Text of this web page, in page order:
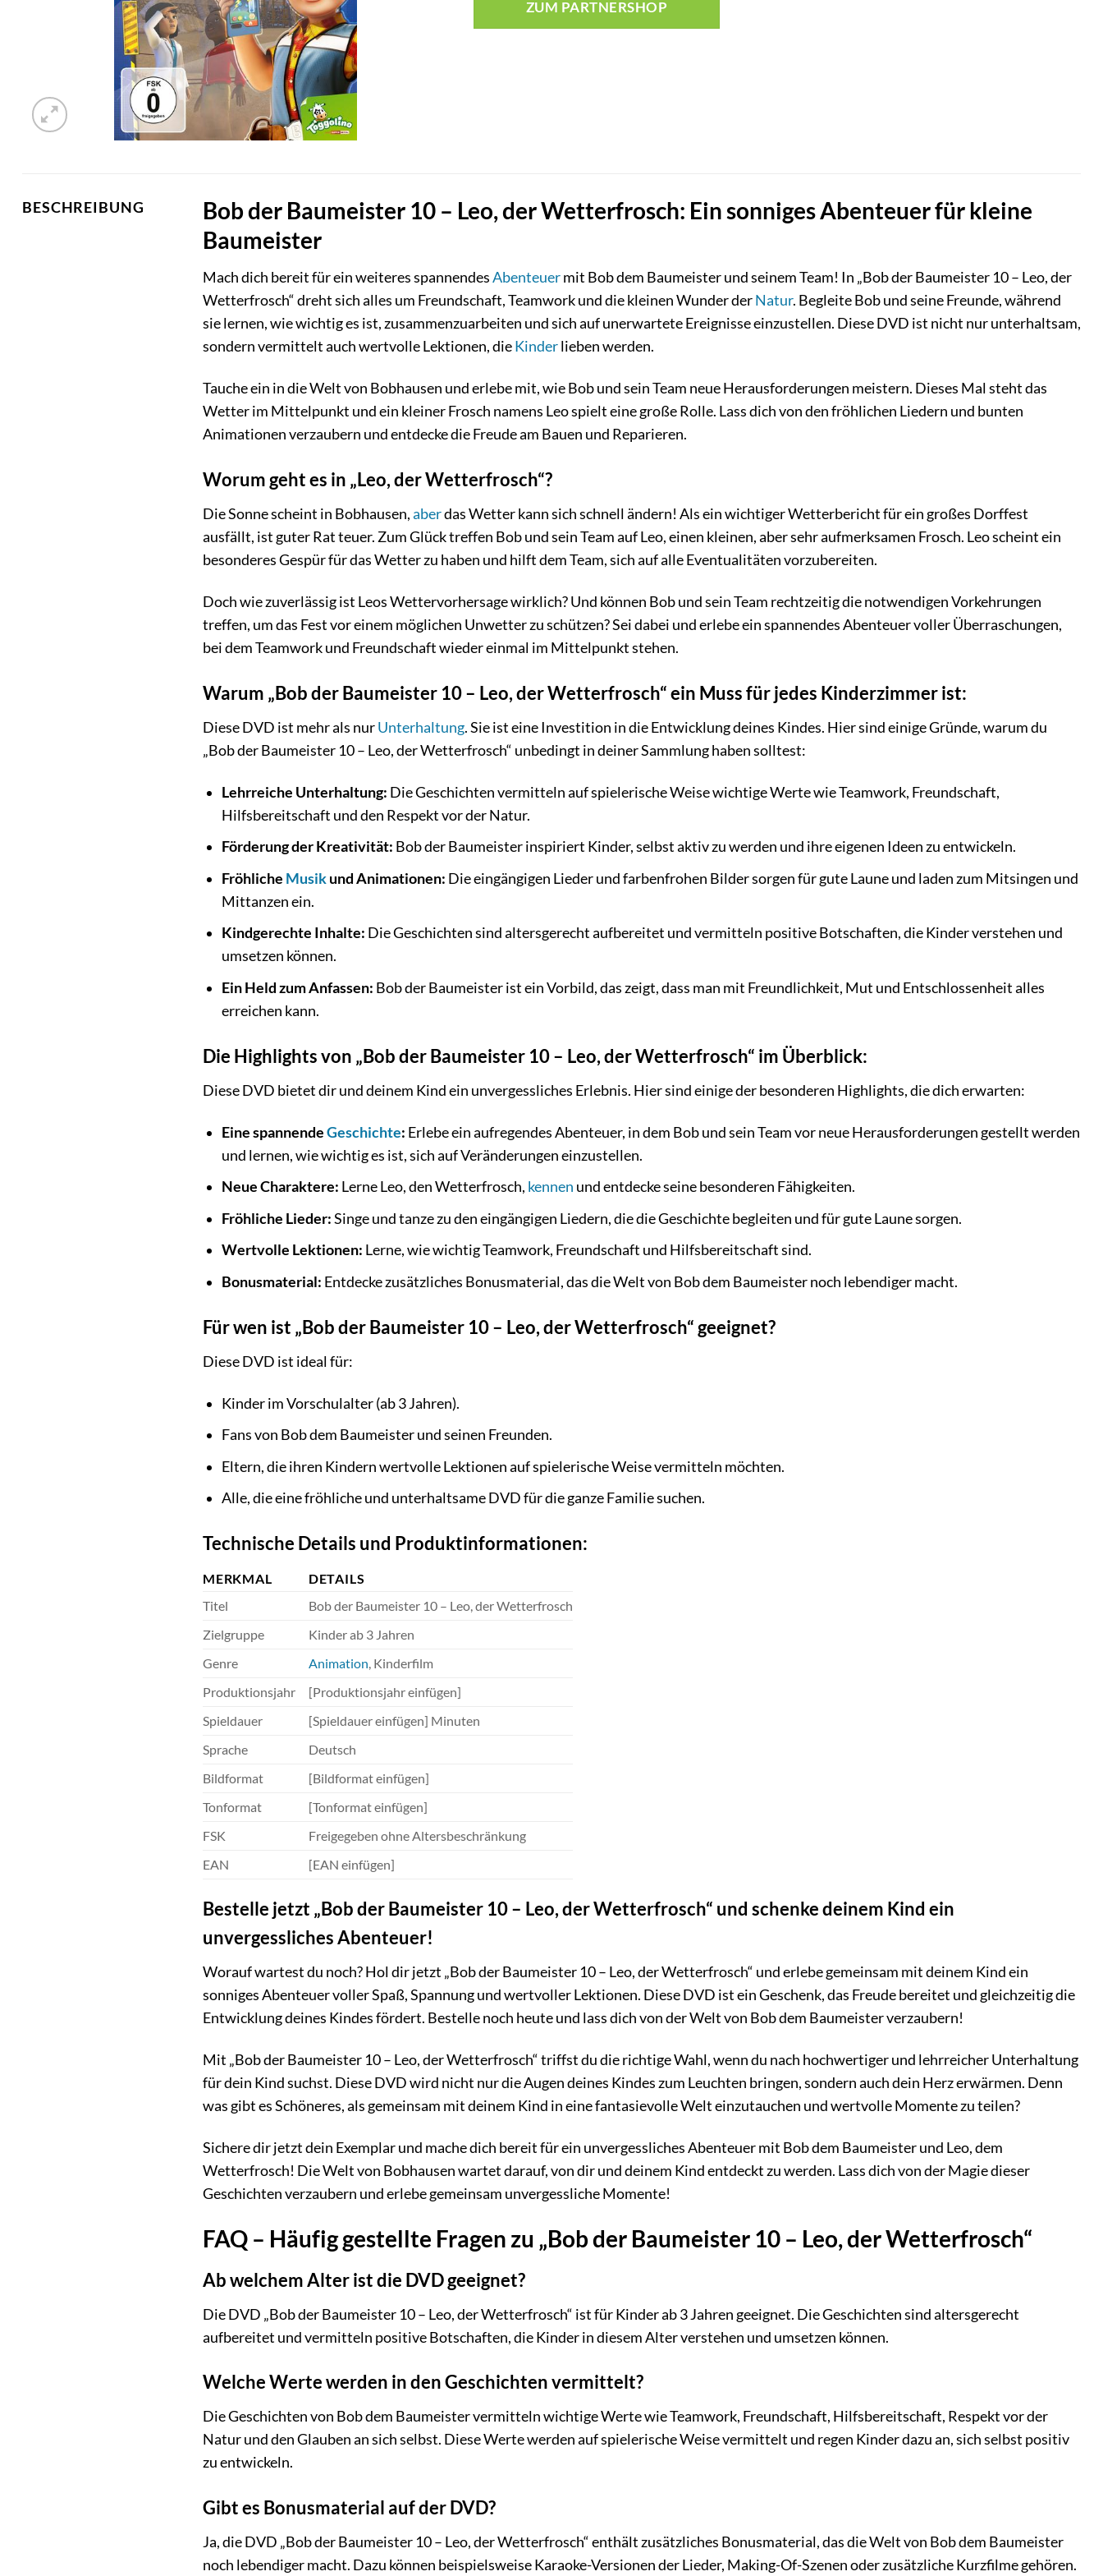
ZUM PARTNERSHOP
BESCHREIBUNG
Bob der Baumeister 10 – Leo, der Wetterfrosch: Ein sonniges Abenteuer für kleine
Baumeister
Mach dich bereit für ein weiteres spannendesAbenteuermit Bob dem Baumeister und seinem Team! In „Bob der Baumeister 10 – Leo, der
Wetterfrosch“ dreht sich alles um Freundschaft, Teamwork und die kleinen Wunder derNatur. Begleite Bob und seine Freunde, während
sie lernen, wie wichtig es ist, zusammenzuarbeiten und sich auf unerwartete Ereignisse einzustellen. Diese DVD ist nicht nur unterhaltsam,
sondern vermittelt auch wertvolle Lektionen, dieKinderlieben werden.
Tauche ein in die Welt von Bobhausen und erlebe mit, wie Bob und sein Team neue Herausforderungen meistern. Dieses Mal steht das
Wetter im Mittelpunkt und ein kleiner Frosch namens Leo spielt eine große Rolle. Lass dich von den fröhlichen Liedern und bunten
Animationen verzaubern und entdecke die Freude am Bauen und Reparieren.
Worum geht es in „Leo, der Wetterfrosch“?
Die Sonne scheint in Bobhausen,aberdas Wetter kann sich schnell ändern! Als ein wichtiger Wetterbericht für ein großes Dorffest
ausfällt, ist guter Rat teuer. Zum Glück treffen Bob und sein Team auf Leo, einen kleinen, aber sehr aufmerksamen Frosch. Leo scheint ein
besonderes Gespür für das Wetter zu haben und hilft dem Team, sich auf alle Eventualitäten vorzubereiten.
Doch wie zuverlässig ist Leos Wettervorhersage wirklich? Und können Bob und sein Team rechtzeitig die notwendigen Vorkehrungen
treffen, um das Fest vor einem möglichen Unwetter zu schützen? Sei dabei und erlebe ein spannendes Abenteuer voller Überraschungen,
bei dem Teamwork und Freundschaft wieder einmal im Mittelpunkt stehen.
Warum „Bob der Baumeister 10 – Leo, der Wetterfrosch“ ein Muss für jedes Kinderzimmer ist:
Diese DVD ist mehr als nurUnterhaltung. Sie ist eine Investition in die Entwicklung deines Kindes. Hier sind einige Gründe, warum du
„Bob der Baumeister 10 – Leo, der Wetterfrosch“ unbedingt in deiner Sammlung haben solltest:
Lehrreiche Unterhaltung: Die Geschichten vermitteln auf spielerische Weise wichtige Werte wie Teamwork, Freundschaft,
Hilfsbereitschaft und den Respekt vor der Natur.
Förderung der Kreativität: Bob der Baumeister inspiriert Kinder, selbst aktiv zu werden und ihre eigenen Ideen zu entwickeln.
Fröhliche Musikund Animationen: Die eingängigen Lieder und farbenfrohen Bilder sorgen für gute Laune und laden zum Mitsingen und
Mittanzen ein.
Kindgerechte Inhalte: Die Geschichten sind altersgerecht aufbereitet und vermitteln positive Botschaften, die Kinder verstehen und
umsetzen können.
Ein Held zum Anfassen: Bob der Baumeister ist ein Vorbild, das zeigt, dass man mit Freundlichkeit, Mut und Entschlossenheit alles
erreichen kann.
Die Highlights von „Bob der Baumeister 10 – Leo, der Wetterfrosch“ im Überblick:
Diese DVD bietet dir und deinem Kind ein unvergessliches Erlebnis. Hier sind einige der besonderen Highlights, die dich erwarten:
Eine spannendeGeschichte: Erlebe ein aufregendes Abenteuer, in dem Bob und sein Team vor neue Herausforderungen gestellt werden
und lernen, wie wichtig es ist, sich auf Veränderungen einzustellen.
Neue Charaktere: Lerne Leo, den Wetterfrosch, kennen und entdecke seine besonderen Fähigkeiten.
Fröhliche Lieder:Singe und tanze zu den eingängigen Liedern, die die Geschichte begleiten und für gute Laune sorgen.
Wertvolle Lektionen: Lerne, wie wichtig Teamwork, Freundschaft und Hilfsbereitschaft sind.
Bonusmaterial: Entdecke zusätzliches Bonusmaterial, das die Welt von Bob dem Baumeister noch lebendiger macht.
Für wen ist „Bob der Baumeister 10 – Leo, der Wetterfrosch“ geeignet?
Diese DVD ist ideal für:
Kinder im Vorschulalter (ab 3 Jahren).
Fans von Bob dem Baumeister und seinen Freunden.
Eltern, die ihren Kindern wertvolle Lektionen auf spielerische Weise vermitteln möchten.
Alle, die eine fröhliche und unterhaltsame DVD für die ganze Familie suchen.
Technische Details und Produktinformationen:
MERKMAL
DETAILS
Titel
Bob der Baumeister 10 – Leo, der Wetterfrosch
Zielgruppe
Kinder ab 3 Jahren
Genre
Animation, Kinderfilm
Produktionsjahr
[Produktionsjahr einfügen]
Spieldauer
[Spieldauer einfügen] Minuten
Sprache
Deutsch
Bildformat
[Bildformat einfügen]
Tonformat
[Tonformat einfügen]
FSK
Freigegeben ohne Altersbeschränkung
EAN
[EAN einfügen]
Bestelle jetzt „Bob der Baumeister 10 – Leo, der Wetterfrosch“ und schenke deinem Kind ein
unvergessliches Abenteuer!
Worauf wartest du noch? Hol dir jetzt „Bob der Baumeister 10 – Leo, der Wetterfrosch“ und erlebe gemeinsam mit deinem Kind ein
sonniges Abenteuer voller Spaß, Spannung und wertvoller Lektionen. Diese DVD ist ein Geschenk, das Freude bereitet und gleichzeitig die
Entwicklung deines Kindes fördert. Bestelle noch heute und lass dich von der Welt von Bob dem Baumeister verzaubern!
Mit „Bob der Baumeister 10 – Leo, der Wetterfrosch“ triffst du die richtige Wahl, wenn du nach hochwertiger und lehrreicher Unterhaltung
für dein Kind suchst. Diese DVD wird nicht nur die Augen deines Kindes zum Leuchten bringen, sondern auch dein Herz erwärmen. Denn
was gibt es Schöneres, als gemeinsam mit deinem Kind in eine fantasievolle Welt einzutauchen und wertvolle Momente zu teilen?
Sichere dir jetzt dein Exemplar und mache dich bereit für ein unvergessliches Abenteuer mit Bob dem Baumeister und Leo, dem
Wetterfrosch! Die Welt von Bobhausen wartet darauf, von dir und deinem Kind entdeckt zu werden. Lass dich von der Magie dieser
Geschichten verzaubern und erlebe gemeinsam unvergessliche Momente!
FAQ – Häufig gestellte Fragen zu „Bob der Baumeister 10 – Leo, der Wetterfrosch“
Ab welchem Alter ist die DVD geeignet?
Die DVD „Bob der Baumeister 10 – Leo, der Wetterfrosch“ ist für Kinder ab 3 Jahren geeignet. Die Geschichten sind altersgerecht
aufbereitet und vermitteln positive Botschaften, die Kinder in diesem Alter verstehen und umsetzen können.
Welche Werte werden in den Geschichten vermittelt?
Die Geschichten von Bob dem Baumeister vermitteln wichtige Werte wie Teamwork, Freundschaft, Hilfsbereitschaft, Respekt vor der
Natur und den Glauben an sich selbst. Diese Werte werden auf spielerische Weise vermittelt und regen Kinder dazu an, sich selbst positiv
zu entwickeln.
Gibt es Bonusmaterial auf der DVD?
Ja, die DVD „Bob der Baumeister 10 – Leo, der Wetterfrosch“ enthält zusätzliches Bonusmaterial, das die Welt von Bob dem Baumeister
noch lebendiger macht. Dazu können beispielsweise Karaoke-Versionen der Lieder, Making-Of-Szenen oder zusätzliche Kurzfilme gehören.